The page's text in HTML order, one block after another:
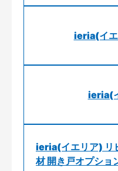
ieria(イエ
ieria(
ieria(イエリア) リ
材 開き戸オプショ